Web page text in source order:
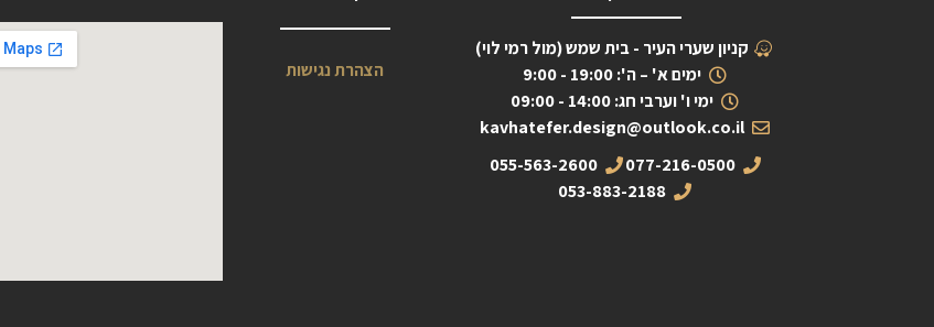
קניון שערי העיר - בית שמש (מול רמי לוי)
ימים א' – ה': 19:00 - 9:00
ימי ו' וערבי חג: 14:00 - 09:00
kavhatefer.design@outlook.co.il
077-216-0500
055-563-2600
053-883-2188
הצהרת נגישות